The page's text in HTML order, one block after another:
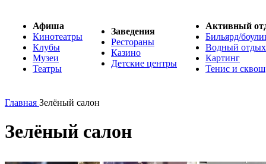
Афиша
Кинотеатры
Клубы
Музеи
Театры
Заведения
Рестораны
Казино
Детские центры
Активный
Бильярд/
Водный отдых
Картинг
Тенис и сквош
Главная Зелёный салон
Зелёный салон